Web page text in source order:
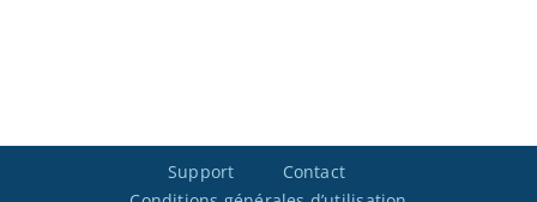
Support
Contact